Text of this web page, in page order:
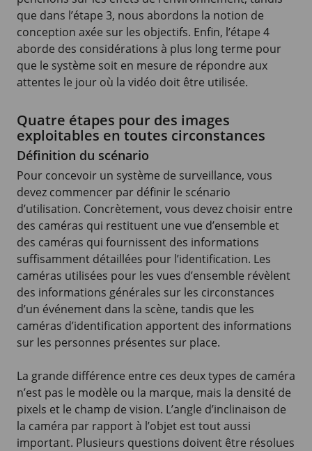
que dans l’étape 3, nous abordons la notion de
conception axée sur les objectifs. Enfin, l’étape 4
aborde des considérations à plus long terme pour
que le système soit en mesure de répondre aux
attentes le jour où la vidéo doit être utilisée.
Quatre étapes pour des images
exploitables en toutes circonstances
Définition du scénario
Pour concevoir un système de surveillance, vous
devez commencer par définir le scénario
d’utilisation. Concrètement, vous devez choisir entre
des caméras qui restituent une vue d’ensemble et
des caméras qui fournissent des informations
suffisamment détaillées pour l’identification. Les
caméras utilisées pour les vues d’ensemble révèlent
des informations générales sur les circonstances
d’un événement dans la scène, tandis que les
caméras d’identification apportent des informations
sur les personnes présentes sur place.
La grande différence entre ces deux types de caméra
n’est pas le modèle ou la marque, mais la densité de
pixels et le champ de vision. L’angle d’inclinaison de
la caméra par rapport à l’objet est tout aussi
important. Plusieurs questions doivent être résolues